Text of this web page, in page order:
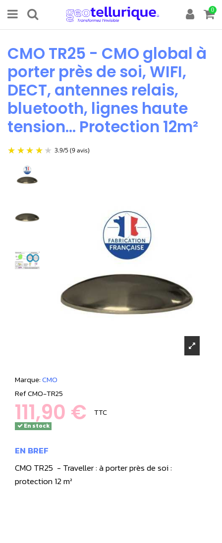
0
CMO TR25 - CMO global à
porter près de soi, WIFI,
DECT, antennes relais,
bluetooth, lignes haute
tension... Protection 12m²
Marque:CMO
RefCMO-TR25
111,90 € TTC
En stock
EN BREF
CMO TR25 - Traveller : à porter près de soi :
protection 12 m²